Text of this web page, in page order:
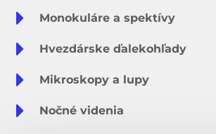
Monokuláre a spektívy
Hvezdárske ďalekohľady
Mikroskopy a lupy
Nočné videnia